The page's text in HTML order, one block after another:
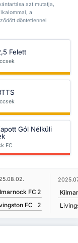
azt mutatja,
a
döntetlennel
Felett
Gól Nélküli
FC
FC 2
FC
2